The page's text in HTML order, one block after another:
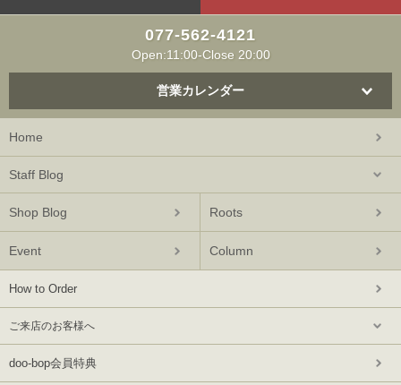
077-562-4121
Open:11:00-Close 20:00
営業カレンダー
Home
Staff Blog
Shop Blog Roots
Event Column
How to Order
ご来店のお客様へ
doo-bop会員特典